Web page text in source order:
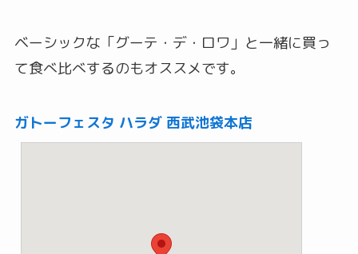
ベーシックな「グーテ・デ・ロワ」と一緒に買っ
て食べ比べするのもオススメです。
ガトーフェスタ ハラダ 西武池袋本店